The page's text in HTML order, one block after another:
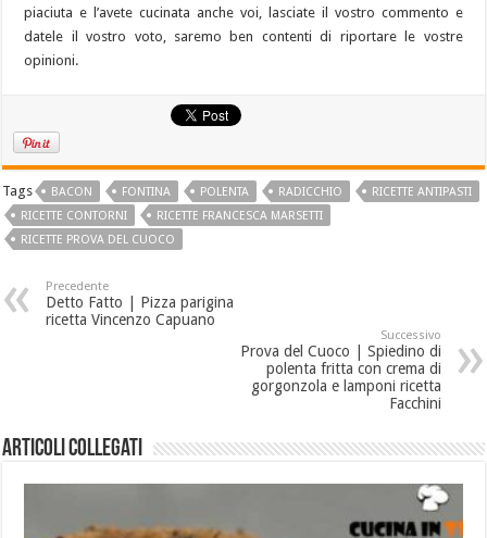
piaciuta e l’avete cucinata anche voi, lasciate il vostro commento e
datele il vostro voto, saremo ben contenti di riportare le vostre
opinioni.
Tags BACON FONTINA POLENTA RADICCHIO
RICETTE ANTIPASTI
RICETTE CONTORNI
RICETTE FRANCESCA MARSETTI
RICETTE PROVA DEL CUOCO
Precedente
Detto Fatto | Pizza parigina
ricetta Vincenzo Capuano
Successivo
Prova del Cuoco | Spiedino di
polenta fritta con crema di
gorgonzola e lamponi ricetta
Facchini
Articoli collegati